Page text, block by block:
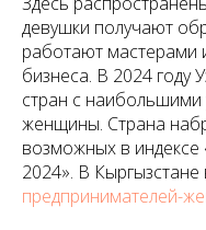
девушки получают
работают мастерами
бизнеса. В 2024 году
стран с
женщины. Страна
возможных в
2024». В Кыргызстане
предпринимателей-